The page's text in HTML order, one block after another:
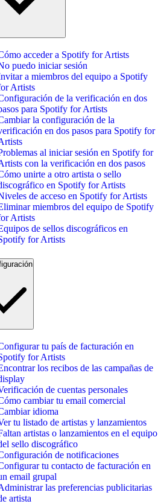
acceder a Spotify for Artists
puedo iniciar sesión
a miembros del equipo a Spotify
Artists
de la verificación en dos
para Spotify for Artists
la configuración de la
en dos pasos para Spotify for
al iniciar sesión en Spotify for
con la verificación en dos pasos
unirte a otro artista o sello
en Spotify for Artists
de acceso en Spotify for Artists
miembros del equipo de Spotify
Artists
de sellos discográficos en
for Artists
tu país de facturación en
for Artists
los recibos de las campañas de
de cuentas personales
cambiar tu email comercial
idioma
tu listado de artistas y lanzamientos
artistas o lanzamientos en el equipo
sello discográfico
de notificaciones
tu contacto de facturación en
email grupal
las preferencias publicitarias
artista